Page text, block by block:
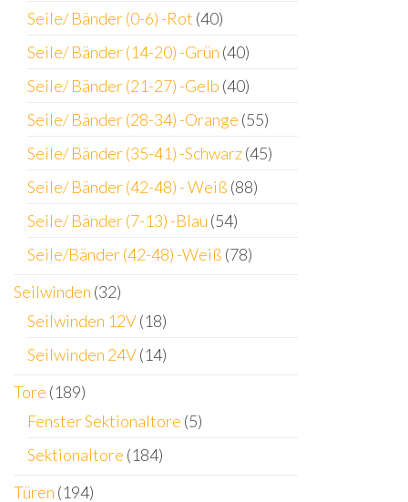
Seile/ Bänder (0-6) -Rot (40)
Seile/ Bänder (14-20) -Grün (40)
Seile/ Bänder (21-27) -Gelb (40)
Seile/ Bänder (28-34) -Orange (55)
Seile/ Bänder (35-41) -Schwarz(45)
Seile/ Bänder (42-48) - Weiß (88)
Seile/ Bänder (7-13) -Blau (54)
Seile/Bänder (42-48) -Weiß (78)
Seilwinden (32)
Seilwinden 12V(18)
Seilwinden 24V(14)
Tore (189)
Fenster Sektionaltore (5)
Sektionaltore (184)
Türen (194)